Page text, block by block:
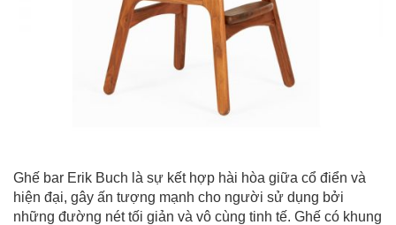
Ghế bar Erik Buch là sự kết hợp hài hòa giữa cổ điển và
hiện đại, gây ấn tượng mạnh cho người sử dụng bởi
những đường nét tối giản và vô cùng tinh tế. Ghế có khung